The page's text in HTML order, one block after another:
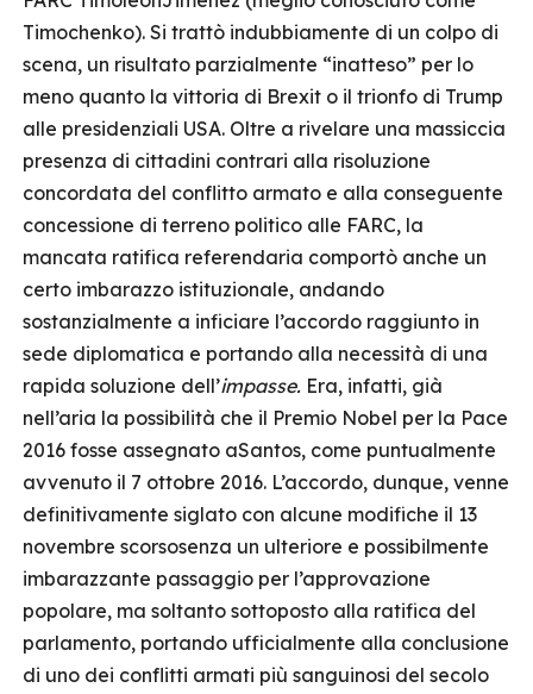
Timochenko). Si trattò indubbiamente di un colpo di
scena, un risultato parzialmente “inatteso” per lo
meno quanto la vittoria di Brexit o il trionfo di Trump
alle presidenziali USA. Oltre a rivelare una massiccia
presenza di cittadini contrari alla risoluzione
concordata del conflitto armato e alla conseguente
concessione di terreno politico alle FARC, la
mancata ratifica referendaria comportò anche un
certo imbarazzo istituzionale, andando
sostanzialmente a inficiare l’accordo raggiunto in
sede diplomatica e portando alla necessità di una
rapida soluzione dell’impasse. Era, infatti, già
nell’aria la possibilità che il Premio Nobel per la Pace
2016 fosse assegnato aSantos, come puntualmente
avvenuto il 7 ottobre 2016. L’accordo, dunque, venne
definitivamente siglato con alcune modifiche il 13
novembre scorsosenza un ulteriore e possibilmente
imbarazzante passaggio per l’approvazione
popolare, ma soltanto sottoposto alla ratifica del
parlamento, portando ufficialmente alla conclusione
di uno dei conflitti armati più sanguinosi del secolo